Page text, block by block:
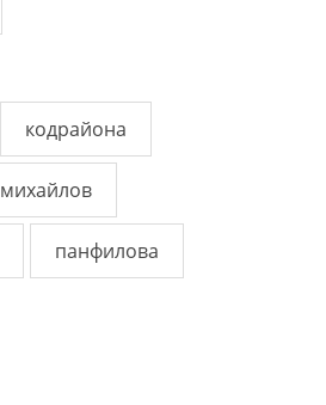
кодрайона
михайлов
панфилова